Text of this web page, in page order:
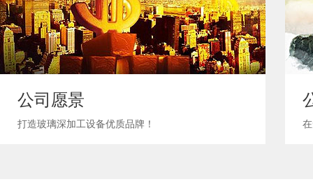
公司愿景
打造玻璃深加工设备优质品牌！